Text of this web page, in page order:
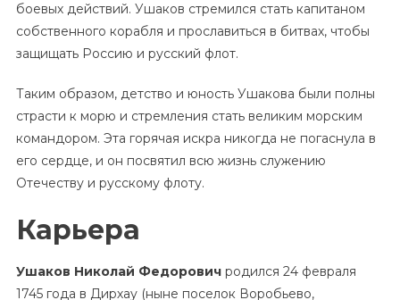
боевых действий. Ушаков стремился стать капитаном
собственного корабля и прославиться в битвах, чтобы
защищать Россию и русский флот.
Таким образом, детство и юность Ушакова были полны
страсти к морю и стремления стать великим морским
командором. Эта горячая искра никогда не погаснула в
его сердце, и он посвятил всю жизнь служению
Отечеству и русскому флоту.
Карьера
Ушаков Николай Федоровичродился 24 февраля
1745 года в Дирхау (ныне поселок Воробьево,